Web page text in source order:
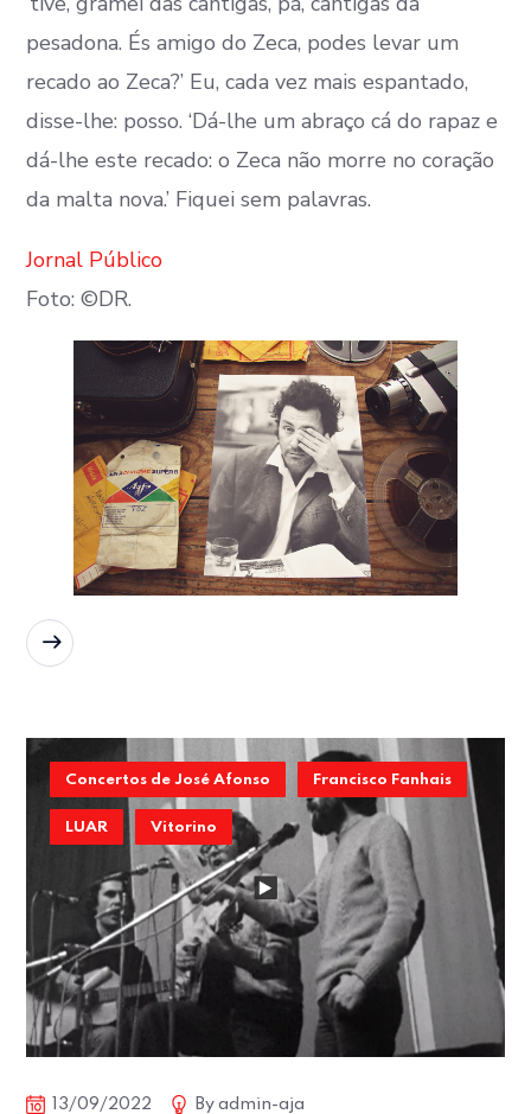
pesadona. És amigo do Zeca, podes levar um
recado ao Zeca?’ Eu, cada vez mais espantado,
disse-lhe: posso. ‘Dá-lhe um abraço cá do rapaz e
dá-lhe este recado: o Zeca não morre no coração
da malta nova.’ Fiquei sem palavras.
Jornal Público
Foto: ©DR.
Concertos de José Afonso Francisco Fanhais
LUAR Vitorino
13/09/2022 Byadmin-aja